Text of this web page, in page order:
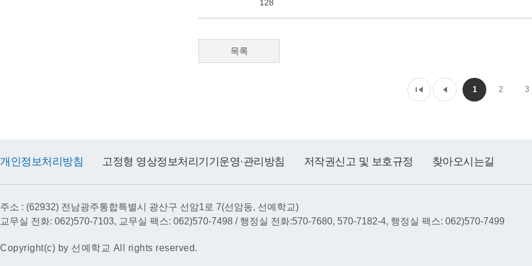
128
목록
1 2 3
개인정보처리방침 고정형 영상정보처리기기운영·관리방침 저작권신고 및 보호규정 찾아오시는길
주소 : (62932) 전남광주통합특별시 광산구 선암1로 7(선암동, 선예학교)
교무실 전화: 062)570-7103, 교무실 팩스: 062)570-7498 / 행정실 전화:570-7680, 570-7182-4, 행정실 팩스: 062)570-7499
Copyright(c) by 선예학교 All rights reserved.